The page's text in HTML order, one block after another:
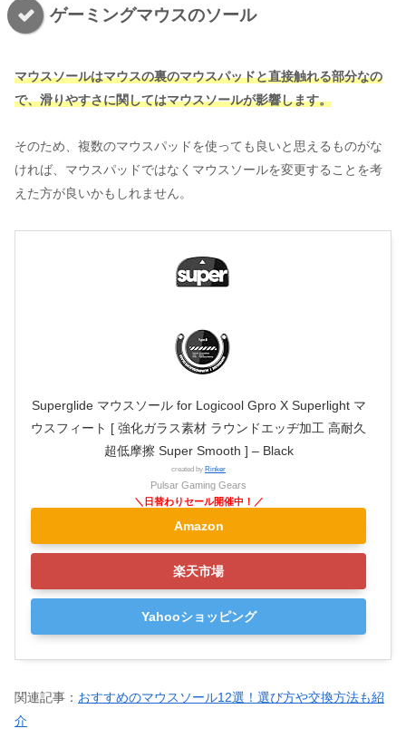
ゲーミングマウスのソール
マウスソールはマウスの裏のマウスパッドと直接触れる部分なの
で、滑りやすさに関してはマウスソールが影響します。
そのため、複数のマウスパッドを使っても良いと思えるものがな
ければ、マウスパッドではなくマウスソールを変更することを考
えた方が良いかもしれません。
Superglide マウスソール for Logicool Gpro X Superlight マ
ウスフィート [ 強化ガラス素材 ラウンドエッヂ加工 高耐久
超低摩擦 Super Smooth ] – Black
created by Rinker
Pulsar Gaming Gears
Amazon
楽天市場
Yahooショッピング
関連記事： おすすめのマウスソール12選！選び方や交換方法も紹
介